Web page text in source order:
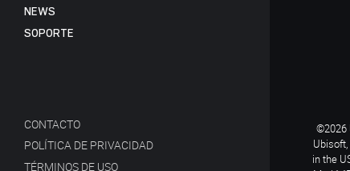
NEWS
SOPORTE
CONTACTO
POLÍTICA DE PRIVACIDAD
TÉRMINOS DE USO
©2026
in the